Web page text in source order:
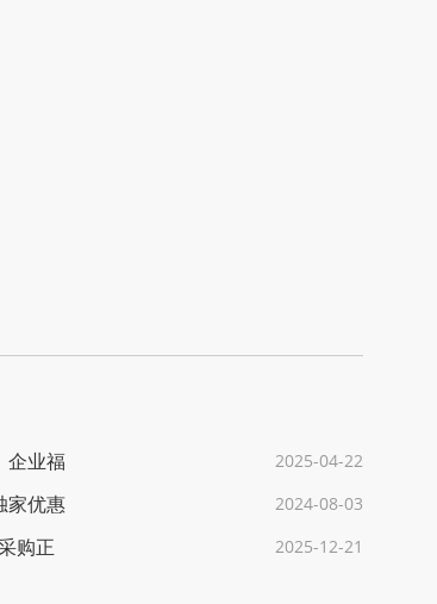
企业福 2025-04-22
家优惠 2024-08-03
购正 2025-12-21